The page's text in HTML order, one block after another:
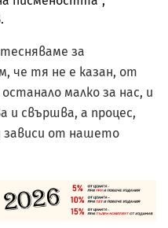
за
че тя не е казан, от
малко за нас, и
и свършва, а процес,
зависи от нашето